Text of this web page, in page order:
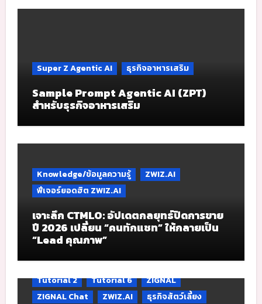
Super Z Agentic AI ธุรกิจอาหารเสริม
Sample Prompt Agentic AI (ZPT)
สำหรับธุรกิจอาหารเสริม
Knowledge/ข้อมูลความรู้
ZWIZ.AI
ฟีเจอร์ยอดฮิต ZWIZ.AI
เจาะลึก CTMLO: อัปเดตกลยุทธ์ปิดการขาย
ปี 2026 เปลี่ยน “คนทักแชท” ให้กลายเป็น
“Lead คุณภาพ”
Tutorial 2 Tutorial 6
ZIGNAL
ZIGNAL Chat
ZWIZ.AI
ธุรกิจสัตว์เลี้ยง